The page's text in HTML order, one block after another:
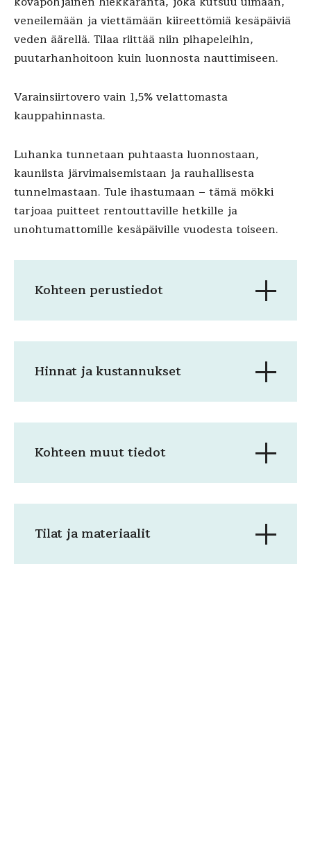
veneilemään ja viettämään kiireettömiä kesäpäiviä
veden äärellä. Tilaa riittää niin pihapeleihin,
puutarhanhoitoon kuin luonnosta nauttimiseen.
Varainsiirtovero vain 1,5% velattomasta
kauppahinnasta.
Luhanka tunnetaan puhtaasta luonnostaan,
kauniista järvimaisemistaan ja rauhallisesta
tunnelmastaan. Tule ihastumaan – tämä mökki
tarjoaa puitteet rentouttaville hetkille ja
unohtumattomille kesäpäiville vuodesta toiseen.
Kohteen perustiedot
Hinnat ja kustannukset
Kohteen muut tiedot
Tilat ja materiaalit